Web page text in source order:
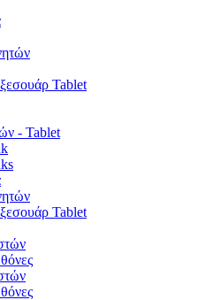
Tablet
- Tablet
Tablet